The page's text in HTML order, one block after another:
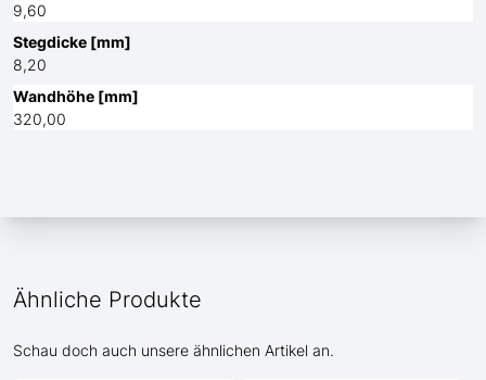
9,60
Stegdicke [mm]
8,20
Wandhöhe [mm]
320,00
Ähnliche Produkte
Schau doch auch unsere ähnlichen Artikel an.